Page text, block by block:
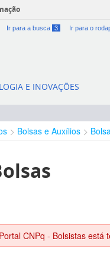
Ir para a busca 3 Ir para o
E INOVAÇÕES
Bolsas e Auxílios
Portal CNPq - Bolsistas está